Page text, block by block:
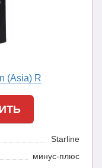
(Asia) R
Starline
минус-плюс